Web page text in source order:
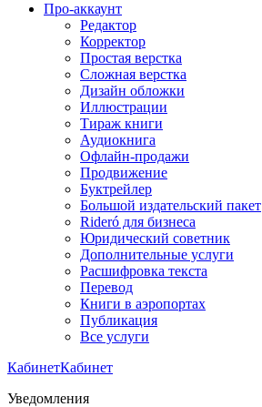
Про-аккаунт
Редактор
Корректор
Простая верстка
Сложная верстка
Дизайн обложки
Иллюстрации
Тираж книги
Аудиокнига
Офлайн-продажи
Продвижение
Буктрейлер
Большой издательский пакет
Rideró для бизнеса
Юридический советник
Дополнительные услуги
Расшифровка текста
Перевод
Книги в аэропортах
Публикация
Все услуги
КабинетКабинет
Уведомления